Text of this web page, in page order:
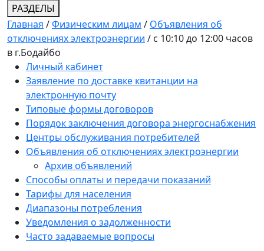
РАЗДЕЛЫ
Главная /Физическим лицам / Объявления об
отключениях электроэнергии / c 10:10 до 12:00 часов
в г.Бодайбо
Личный кабинет
Заявление по доставке квитанции на
электронную почту
Типовые формы договоров
Порядок заключения договора энергоснабжения
Центры обслуживания потребителей
Объявления об отключениях электроэнергии
Архив объявлений
Способы оплаты и передачи показаний
Тарифы для населения
Диапазоны потребления
Уведомления о задолженности
Часто задаваемые вопросы